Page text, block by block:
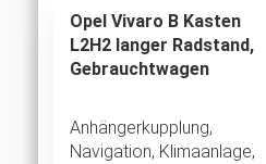
Opel Vivaro B Kasten
L2H2 langer Radstand,
Gebrauchtwagen
Anhängerkupplung,
Navigation, Klimaanlage,